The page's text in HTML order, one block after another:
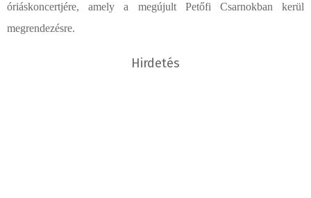
óriáskoncertjére, amely a megújult Petőfi Csarnokban kerül
megrendezésre.
Hirdetés